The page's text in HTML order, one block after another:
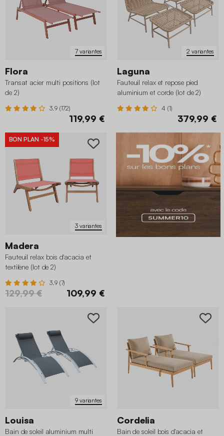
7 variantes
Flora
Transat acier multi positions (lot
de 2)
3.9 (172)
119,99 €
2 variantes
Laguna
Fauteuil relax et repose pied
aluminium et corde (lot de 2)
4 (1)
379,99 €
3 variantes
BON PLAN -15%
Madera
Fauteuil relax bois d'acacia et
textilène (lot de 2)
3.9 (7)
129,99 € 109,99 €
9 variantes
Louisa
Bain de soleil aluminium multi
Cordelia
Bain de soleil bois d'acacia et